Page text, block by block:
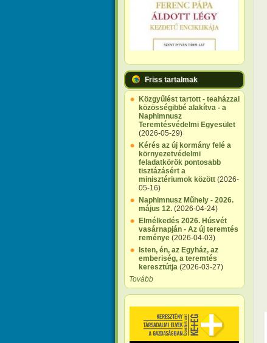
Friss tartalmak
Közgyűlést tartott - teaházzal
közösségibbé alakítva - a
Naphimnusz
Teremtésvédelmi Egyesület
(2026-05-29)
Kérés az új kormány felé a
környezetvédelmi
feladatkörök pontosabb
tisztázásért a
minisztériumok között (2026-
05-16)
Naphimnusz Műhely - 2026.
május 12. (2026-04-24)
Elmélkedés 2026. Húsvét
vasárnapján - Az új teremtés
reménye (2026-04-03)
Isten, én, az Egyház, az
emberiség, a teremtés
keresztútja (2026-03-27)
Tovább